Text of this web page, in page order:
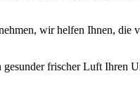
wir helfen Ihnen,
frischer Luft Ihren